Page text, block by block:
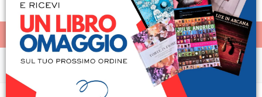
< Home
MENÙ
Saggistica d'Arte e Architettura